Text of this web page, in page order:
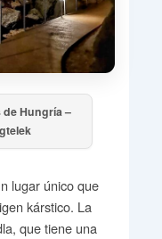
Hungría –
lugar único que
kárstico. La
que tiene una